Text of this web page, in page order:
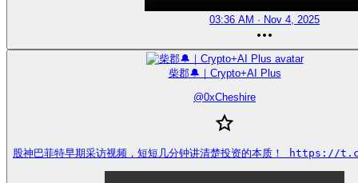
03:36 AM · Nov 4, 2025
柴郡🔔｜Crypto+AI Plus
@0xCheshire
股神巴菲特早期采访视频，短短几分钟讲清楚投资的本质！ https://